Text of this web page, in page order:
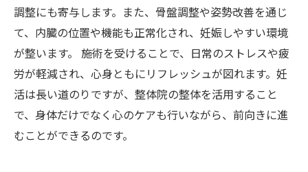
調整にも寄与します。また、骨盤調整や姿勢改善を通じ
て、内臓の位置や機能も正常化され、妊娠しやすい環境
が整います。 施術を受けることで、日常のストレスや疲
労が軽減され、心身ともにリフレッシュが図れます。妊
活は長い道のりですが、整体院の整体を活用すること
で、身体だけでなく心のケアも行いながら、前向きに進
むことができるのです。